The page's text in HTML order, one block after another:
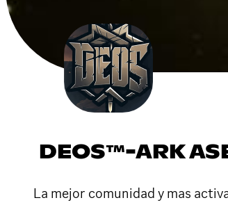
DEOS™-ARK
La mejor comunidad y mas